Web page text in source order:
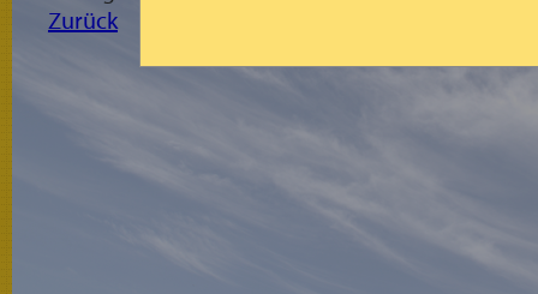
Zurück